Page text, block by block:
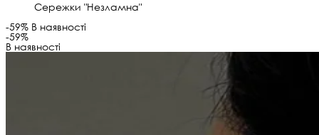
Сережки "Незламна"
-59% В наявності
-59%
В наявності